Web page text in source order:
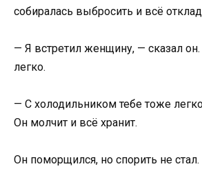
собиралась выбросить и всё
— Я встретил женщину, — сказал
легко.
— С холодильником тебе тоже
Он молчит и всё хранит.
Он поморщился, но спорить не стал.